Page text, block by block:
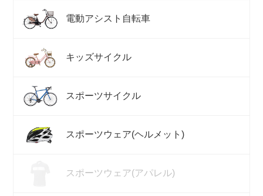
電動アシスト自転車
キッズサイクル
スポーツサイクル
スポーツウェア(ヘルメット)
スポーツウェア(アパレル)